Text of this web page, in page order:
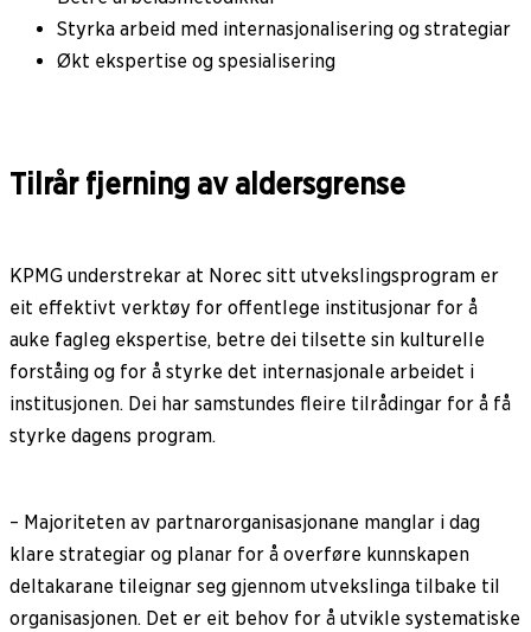
Styrka arbeid med internasjonalisering og strategiar
Økt ekspertise og spesialisering
Tilrår fjerning av aldersgrense
KPMG understrekar at Norec sitt utvekslingsprogram er
eit effektivt verktøy for offentlege institusjonar for å
auke fagleg ekspertise, betre dei tilsette sin kulturelle
forståing og for å styrke det internasjonale arbeidet i
institusjonen. Dei har samstundes fleire tilrådingar for å få
styrke dagens program.
– Majoriteten av partnarorganisasjonane manglar i dag
klare strategiar og planar for å overføre kunnskapen
deltakarane tileignar seg gjennom utvekslinga tilbake til
organisasjonen. Det er eit behov for å utvikle systematiske